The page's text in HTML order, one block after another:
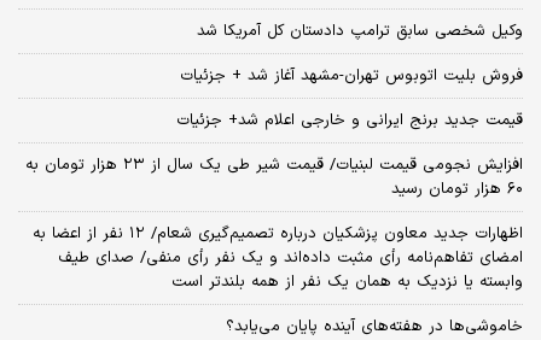
وکیل شخصی سابق ترامپ دادستان کل آمریکا شد
فروش بلیت اتوبوس تهران-مشهد آغاز شد + جزئیات
قیمت جدید برنج ایرانی و خارجی اعلام شد+ جزئیات
افزایش نجومی قیمت لبنیات/ قیمت شیر طی یک سال از ۲۳ هزار تومان به
۶۰ هزار تومان رسید
اظهارات جدید معاون پزشکیان درباره تصمیم‌گیری شعام/ ۱۲ نفر از اعضا به
امضای تفاهم‌نامه رأی مثبت داده‌اند و یک نفر رأی منفی/ صدای طیف
وابسته یا نزدیک به همان یک نفر از همه بلندتر است
خاموشی‌ها در هفته‌های آینده پایان می‌یابد؟